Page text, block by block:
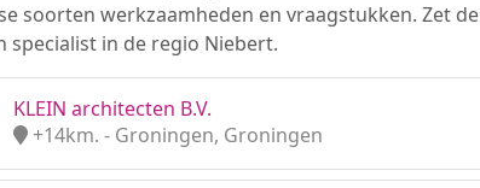
soorten werkzaamheden en vraagstukken. Zet de
specialist in de regio Niebert.
KLEIN architecten B.V.
+14km. - Groningen, Groningen